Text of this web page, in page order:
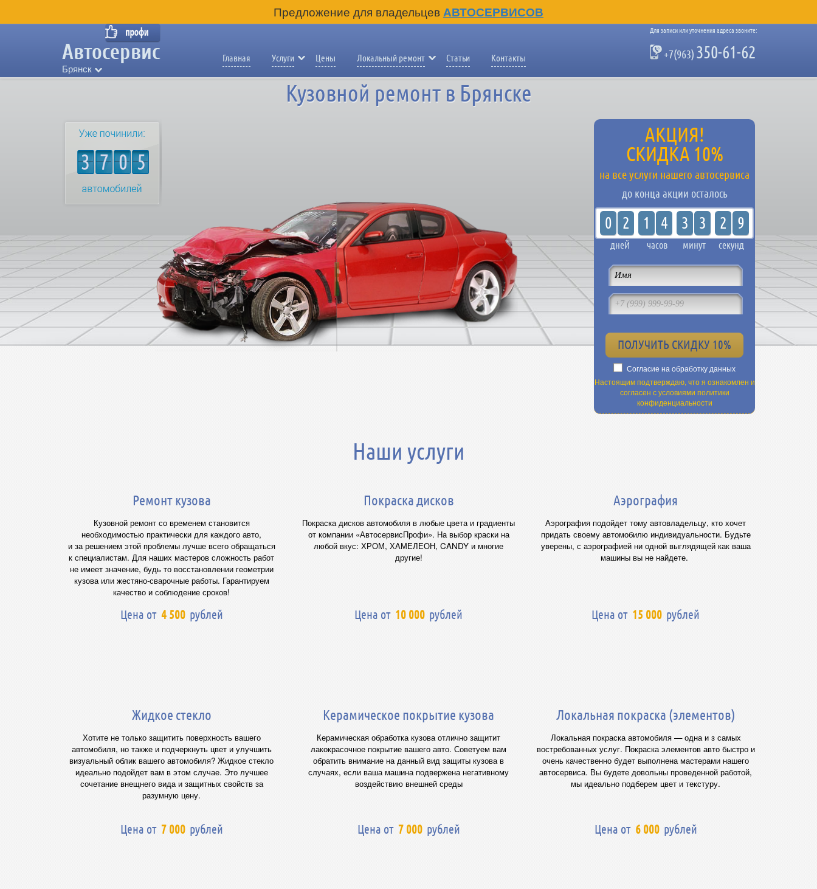
Предложение для владельцевАВТОСЕРВИСОВ
Брянск
Главная Услуги Цены Локальный ремонт Статьи Контакты
Для записи или уточнения адреса звоните:
+7(963) 350-61-62
Кузовной ремонт в Брянске
3705
АКЦИЯ!
СКИДКА 10%
на все услуги нашего автосервиса
до конца акции осталось
0 2 1 4 3 3 2 8
днеЙ часов минут секунд
Согласие на обработку данных
Настоящим подтверждаю, что я ознакомлен и
согласен с условиями политики
конфиденциальности
Наши услуги
Ремонт кузова
Кузовной ремонт со временем становится
необходимостью практически для каждого авто,
и за решением этой проблемы лучше всего обращаться
к специалистам. Для наших мастеров сложность работ
не имеет значение, будь то восстановлении геометрии
кузова или жестяно-сварочные работы. Гарантируем
качество и соблюдение сроков!
Цена от 4 500 рублей
Покраска дисков
Покраска дисков автомобиля в любые цвета и градиенты
от компании «АвтосервисПрофи». На выбор краски на
любой вкус: ХРОМ, ХАМЕЛЕОН, CANDY и многие
другие!
Цена от 10 000 рублей
Аэрография
Аэрография подойдет тому автовладельцу, кто хочет
придать своему автомобилю индивидуальности. Будьте
уверены, с аэрографией ни одной выглядящей как ваша
машины вы не найдете.
Цена от 15 000 рублей
Жидкое стекло
Хотите не только защитить поверхность вашего
автомобиля, но также и подчеркнуть цвет и улучшить
визуальный облик вашего автомобиля? Жидкое стекло
идеально подойдет вам в этом случае. Это лучшее
сочетание внещнего вида и защитных свойств за
разумную цену.
Цена от 7 000 рублей
Керамическое покрытие кузова
Керамическая обработка кузова отлично защитит
лакокрасочное покрытие вашего авто. Советуем вам
обратить внимание на данный вид защиты кузова в
случаях, если ваша машина подвержена негативному
воздействию внешней среды
Цена от 7 000 рублей
Локальная покраска (элементов)
Локальная покраска автомобиля — одна и з самых
востребованных услуг. Покраска элементов авто быстро и
очень качественно будет выполнена мастерами нашего
автосервиса. Вы будете довольны проведенной работой,
мы идеально подберем цвет и текстуру.
Цена от 6 000 рублей